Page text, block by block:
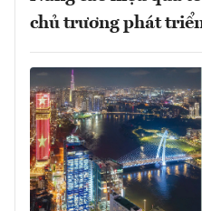
chủ trương phát